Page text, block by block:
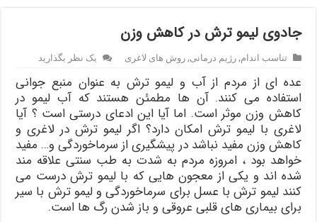
جادوی لیمو ترش در کاهش وزن
تناسب اندام,رژیم درمانی,روش های لاغری یک نظر بگذارید
عده ای از مردم از آب و لیمو ترش به عنوان منبع جوانی
استفاده می کنند. آن ها مطمئن هستند که آب لیمو در
کاهش وزن موثر است. اما آیا این ادعای درستی است ؟ آیا
لاغری با لیمو ترش امکان دارد؟ اگر لیمو ترش در لاغری و
کاهش وزن مفید نباشد در پیشگیری از سرماخوردگی و… مفید
خواهد بود ، امروزه مردم به شدت به طب سنتی علاقه مند
شده اند و یکی از معجون هایی که با لیمو ترش درست می
کنند لیمو ترش با عسل برای سرماخوردگی و لیمو ترش با سیر
برای بیماری های قلبی عروقی و باز شدن رگ ها است.